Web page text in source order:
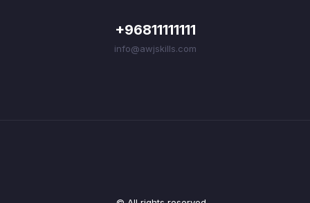
+96811111111
info@awjskills.com